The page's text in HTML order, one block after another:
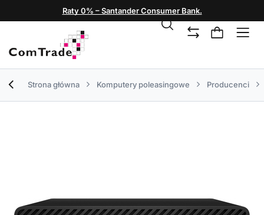
Raty 0% – Santander Consumer Bank.
Strona główna Komputery poleasingowe Producenci